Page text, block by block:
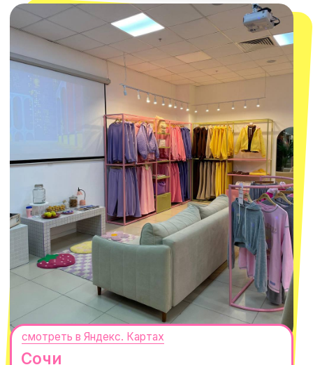
+7 (932) 602-41-15
ТРК «Европолис Ростокино»
ул. Проспект Мира, 211 к2
с 10-00 до 22-00
Москва
смотреть в Яндекс.Картах
СЕКРЕТНЫЕ ПРОМОКОДЫ, ПРИГЛАШЕНИЯ
НА МЕРОПРИЯТИЯ И АНОНСЫ НОВИНОК
РАНЬШЕ ВСЕХ